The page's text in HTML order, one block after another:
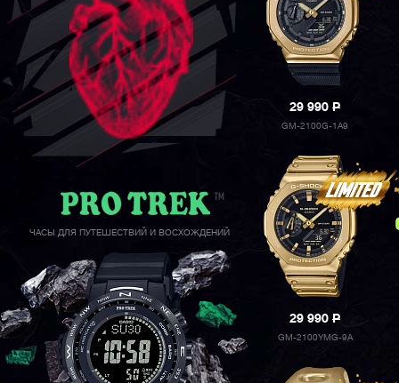
ЧАСЫ ДЛЯ ПУТЕШЕСТВИЙ И ВОСХОЖДЕНИЙ
29 990P
GM-2100G-1A9
29 990P
GM-2100YMG-9A